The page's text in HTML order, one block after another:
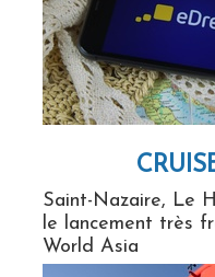
Saint-Nazaire, Le
le lancement très
World Asia